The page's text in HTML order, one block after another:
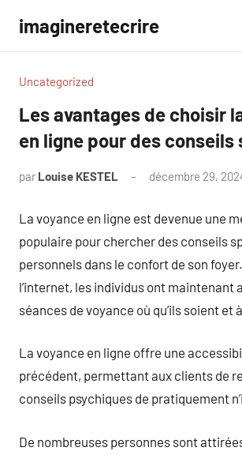
contenu
imagineretecrire
Uncategorized
Les avantages de choisir
en ligne pour des
par Louise KESTEL décembre 29,
La voyance en ligne est devenue une
populaire pour chercher des conseils
personnels dans le confort de son
l’internet, les individus ont maintenant
séances de voyance où qu’ils soient et
La voyance en ligne offre une
précédent, permettant aux clients de
conseils psychiques de pratiquement
De nombreuses personnes sont